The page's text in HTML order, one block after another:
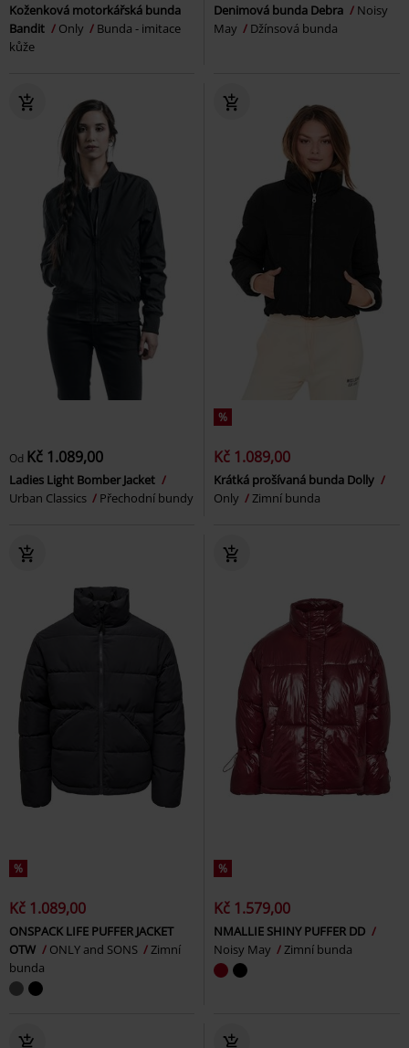
Koženková motorkářská bunda
Bandit
Only
Bunda - imitace
kůže
Denimová bunda Debra
Noisy
May
Džínsová bunda
Od Kč 1.089,00
Ladies Light Bomber Jacket
Urban Classics
Přechodní bundy
%
Kč 1.089,00
Krátká prošívaná bunda Dolly
Only
Zimní bunda
%
Kč 1.089,00
ONSPACK LIFE PUFFER JACKET
OTW
ONLY and SONS
Zimní
bunda
%
Kč 1.579,00
NMALLIE SHINY PUFFER DD
Noisy May
Zimní bunda